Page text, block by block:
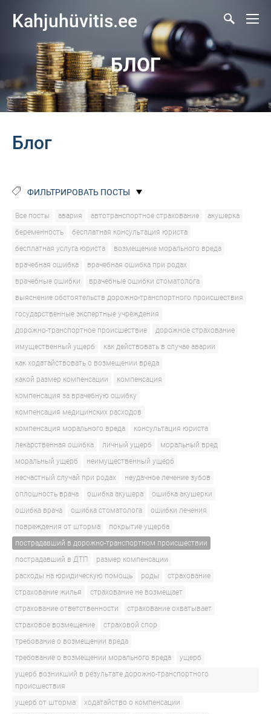
Kahjuhüvitis.ee
БЛОГ
Блог
ФИЛЬТРИРОВАТЬ ПОСТЫ
Все посты авария автотранспортное страхование
акушерка
беременность
бесплатная консультация юриста
бесплатная услуга юриста
возмещение морального вреда
врачебная ошибка
врачебная ошибка при родах
врачебные ошибки
врачебные ошибки стоматолога
выяснение обстоятельств дорожно-транспортного происшествия
государственные экспертные учреждения
дорожно-транспортное происшествие
дорожное страхование
имущественный ущерб
как действовать в случае аварии
как ходатайствовать о возмещении вреда
какой размер компенсации
компенсация
компенсация за врачебную ошибку
компенсация медицинских расходов
компенсация морального вреда
консультация юриста
лекарственная ошибка
личный ущерб
моральный вред
моральный ущерб
неимущественный ущерб
несчастный случай при родах
неудачное лечение зубов
оплошность врача
ошибка акушера
ошибка акушерки
ошибка врача
ошибка стоматолога
ошибки лечения
повреждения от шторма
покрытие ущерба
пострадавший в дорожно-транспортном происшествии
пострадавший в ДТП
размер компенсации
расходы на юридическую помощь
роды
страхование
страхование жилья
страхование не возмещает
страхование ответственности
страхование охватывает
страховое возмещение
страховой спор
требование о возмещении вреда
требование о возмещении морального вреда
ущерб
ущерб возникший в результате дорожно-транспортного
происшествия
ущерб от шторма
ходатайство о компенсации